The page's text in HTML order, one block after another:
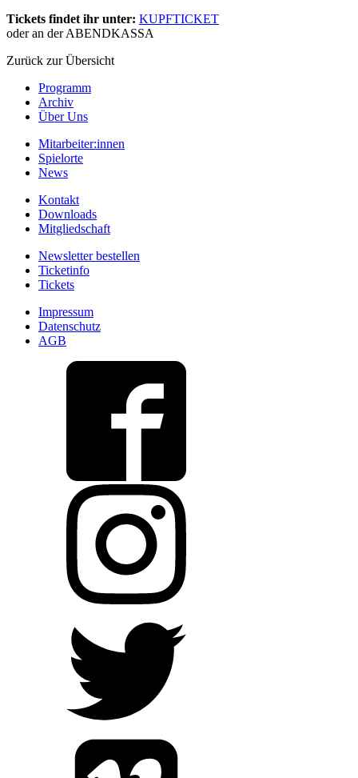
Tickets findet ihr unter: KUPFTICKET
oder an der ABENDKASSA
Zurück zur Übersicht
Programm
Archiv
Über Uns
Mitarbeiter:innen
Spielorte
News
Kontakt
Downloads
Mitgliedschaft
Newsletter bestellen
Ticketinfo
Tickets
Impressum
Datenschutz
AGB